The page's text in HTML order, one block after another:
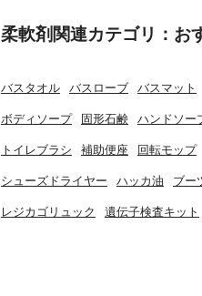
柔軟剤関連カテゴリ：お
バスタオル バスローブ バスマット
ボディソープ 固形石鹸 ハンドソー
トイレブラシ 補助便座 回転モップ
シューズドライヤー ハッカ油 ブー
レジカゴリュック 遺伝子検査キット